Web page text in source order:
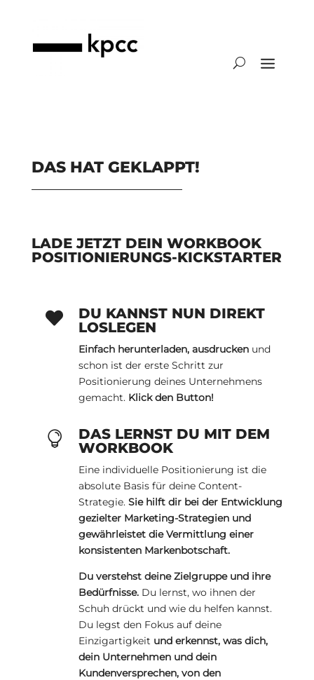
DAS HAT GEKLAPPT!
LADE JETZT DEIN WORKBOOK
POSITIONIERUNGS-KICKSTARTER

DU KANNST NUN DIREKT
LOSLEGEN
Einfach herunterladen, ausdruckenund
schon ist der erste Schritt zur
Positionierung deines Unternehmens
gemacht. Klick den Button!

DAS LERNST DU MIT DEM
WORKBOOK
Eine individuelle Positionierung ist die
absolute Basis für deine Content-
Strategie. Sie hilft dir bei der Entwicklung
gezielter Marketing-Strategien und
gewährleistet die Vermittlung einer
konsistenten Markenbotschaft.
Du verstehst deine Zielgruppe und ihre
Bedürfnisse.Du lernst, wo ihnen der
Schuh drückt und wie du helfen kannst.
Du legst den Fokus auf deine
Einzigartigkeit und erkennst, was dich,
dein Unternehmen und dein
Kundenversprechen, von den